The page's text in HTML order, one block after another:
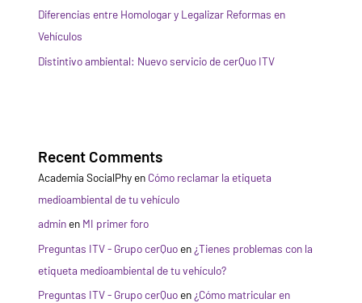
Diferencias entre Homologar y Legalizar Reformas en
Vehículos
Distintivo ambiental: Nuevo servicio de cerQuo ITV
Recent Comments
Academia SocialPhyen Cómo reclamar la etiqueta
medioambiental de tu vehículo
adminen MI primer foro
Preguntas ITV - Grupo cerQuoen ¿Tienes problemas con la
etiqueta medioambiental de tu vehículo?
Preguntas ITV - Grupo cerQuoen ¿Cómo matricular en